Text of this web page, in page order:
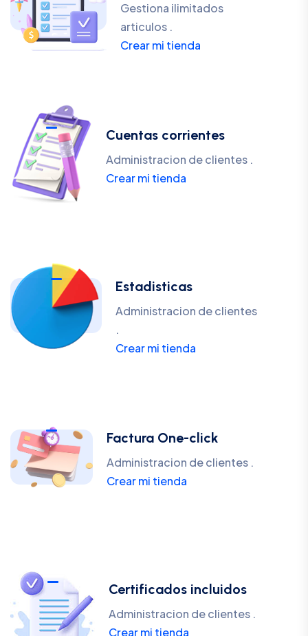
Gestiona ilimitados
articulos .
Crear mi tienda
Cuentas corrientes
Administracion de clientes .
Crear mi tienda
Estadisticas
Administracion de clientes
.
Crear mi tienda
Factura One-click
Administracion de clientes .
Crear mi tienda
Certificados incluidos
Administracion de clientes .
Crear mi tienda